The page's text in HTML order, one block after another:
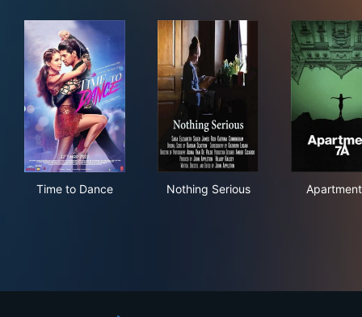
Time to Dance Nothing Serious Apartment